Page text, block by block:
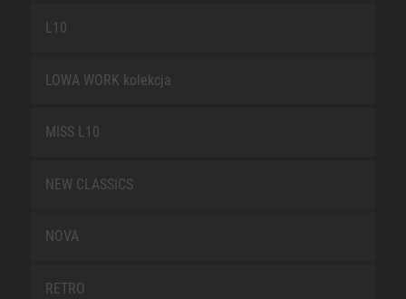
L10
LOWA WORK kolekcja
MISS L10
NEW CLASSICS
NOVA
RETRO